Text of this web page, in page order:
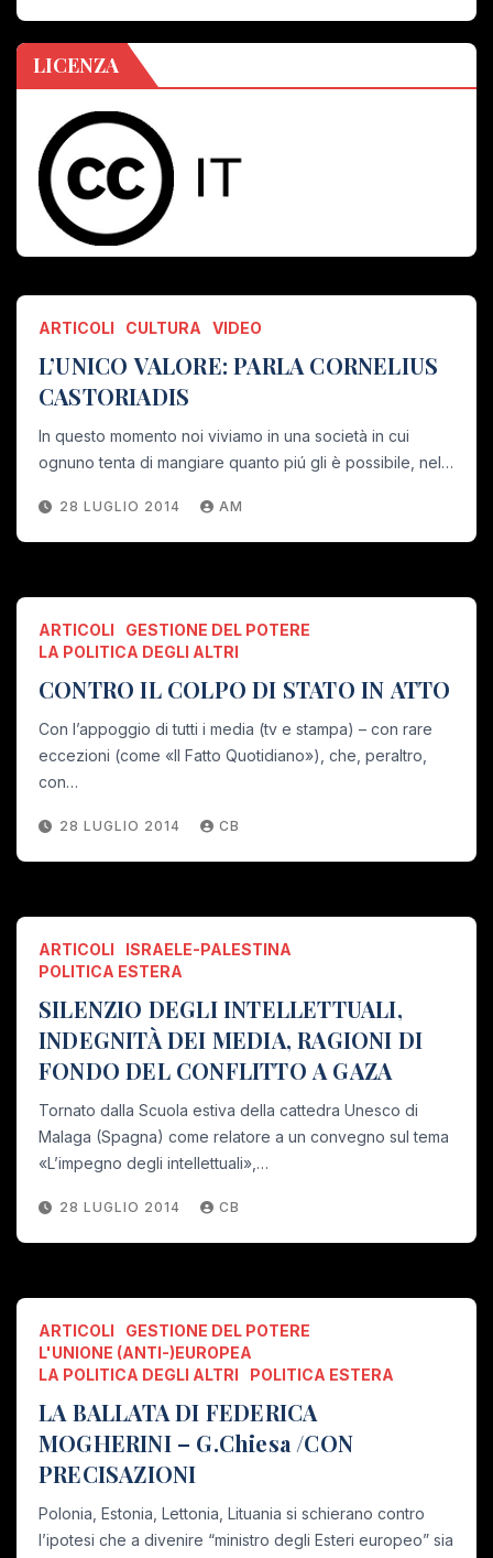
LICENZA
ARTICOLI CULTURA VIDEO
L’UNICO VALORE: PARLA CORNELIUS
CASTORIADIS
In questo momento noi viviamo in una società in cui
ognuno tenta di mangiare quanto piú gli è possibile, nel…
28 LUGLIO 2014 AM
ARTICOLI
GESTIONE DEL POTERE
LA POLITICA DEGLI ALTRI
CONTRO IL COLPO DI STATO IN ATTO
Con l’appoggio di tutti i media (tv e stampa) – con rare
eccezioni (come «Il Fatto Quotidiano»), che, peraltro,
con…
28 LUGLIO 2014 CB
ARTICOLI
ISRAELE-PALESTINA
POLITICA ESTERA
SILENZIO DEGLI INTELLETTUALI,
INDEGNITÀ DEI MEDIA, RAGIONI DI
FONDO DEL CONFLITTO A GAZA
Tornato dalla Scuola estiva della cattedra Unesco di
Malaga (Spagna) come relatore a un convegno sul tema
«L’impegno degli intellettuali»,…
28 LUGLIO 2014 CB
ARTICOLI
GESTIONE DEL POTERE
L'UNIONE (ANTI-)EUROPEA
LA POLITICA DEGLI ALTRI
POLITICA ESTERA
LA BALLATA DI FEDERICA
MOGHERINI – G.Chiesa /CON
PRECISAZIONI
Polonia, Estonia, Lettonia, Lituania si schierano contro
l’ipotesi che a divenire “ministro degli Esteri europeo” sia